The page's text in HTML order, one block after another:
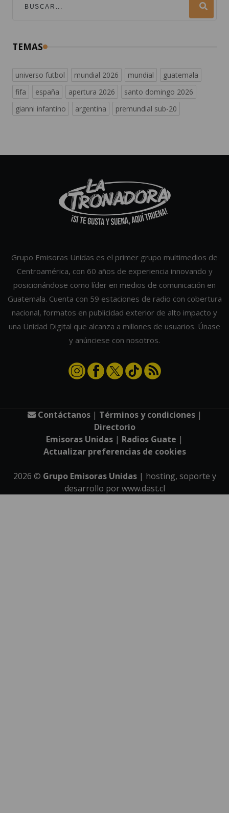
TEMAS
universo futbol mundial 2026 mundial
guatemala
fifa
españa apertura 2026
santo domingo 2026
gianni infantino
argentina premundial sub-20
Grupo Emisoras Unidas es el primer grupo multimedios de
Centroamérica, con 60 años de experiencia innovando y
posicionándose como líder en medios de comunicación en
Guatemala. Cuenta con 59 estaciones de radio con cobertura
nacional, formatos en publicidad exterior de alto impacto y
una Unidad Digital que alcanza a millones de usuarios. Únase
y anúnciese con nosotros.
Contáctanos| Términos y condiciones|
Directorio
Emisoras Unidas | Radios Guate |
Actualizar preferencias de cookies
2026 © Grupo Emisoras Unidas| hosting, soporte y
desarrollo porwww.dast.cl